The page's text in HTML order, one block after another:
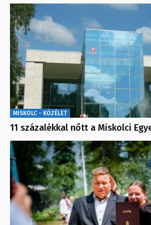
MISKOLC - KÖZÉLET
11 százalékkal nőtt a Miskolci